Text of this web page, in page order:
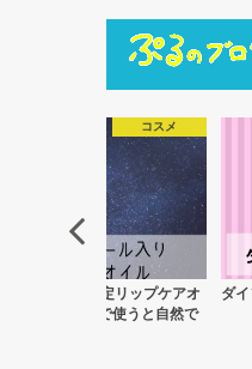
コスメ
パール入り限定リップケアオ
した！仕上げで使うと自然で
ダ